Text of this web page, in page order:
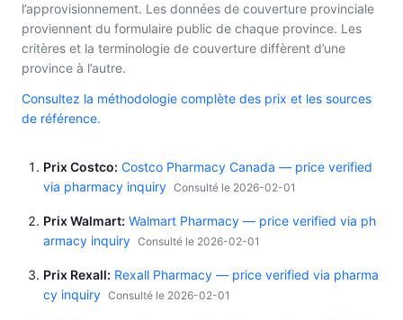
l’approvisionnement. Les données de couverture provinciale
proviennent du formulaire public de chaque province. Les
critères et la terminologie de couverture diffèrent d’une
province à l’autre.
Consultez la méthodologie complète des prix et les sources
de référence.
Prix Costco Costco Pharmacy Canada — price verified
via pharmacy inquiry Consulté le 2026-02-01
Prix Walmart Walmart Pharmacy — price verified via ph
armacy inquiry Consulté le 2026-02-01
Prix Rexall Rexall Pharmacy — price verified via pharma
cy inquiry Consulté le 2026-02-01